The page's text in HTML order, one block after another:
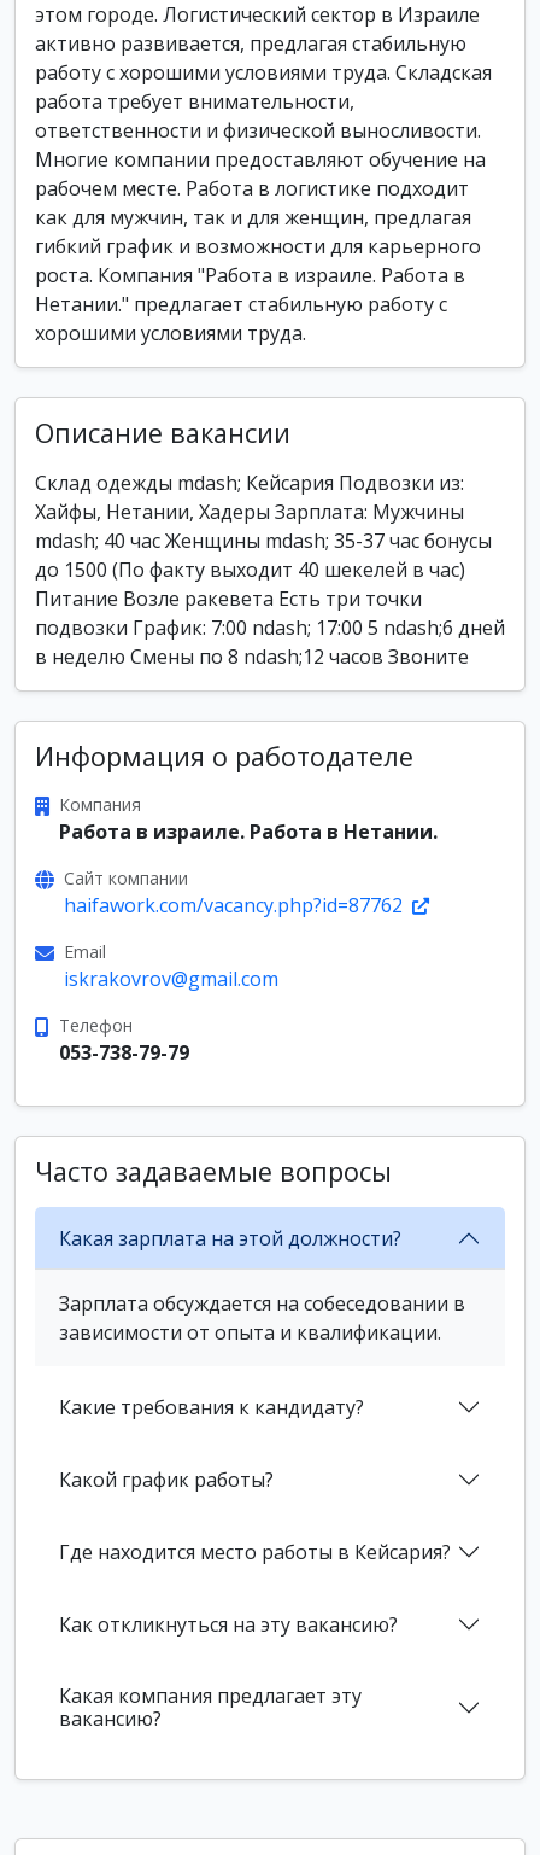
этом городе. Логистический сектор в Израиле
активно развивается, предлагая стабильную
работу с хорошими условиями труда. Складская
работа требует внимательности,
ответственности и физической выносливости.
Многие компании предоставляют обучение на
рабочем месте. Работа в логистике подходит
как для мужчин, так и для женщин, предлагая
гибкий график и возможности для карьерного
роста. Компания "Работа в израиле. Работа в
Нетании." предлагает стабильную работу с
хорошими условиями труда.
Описание вакансии
Склад одежды mdash; Кейсария Подвозки из:
Хайфы, Нетании, Хадеры Зарплата: Мужчины
mdash; 40 час Женщины mdash; 35-37 час бонусы
до 1500 (По факту выходит 40 шекелей в час)
Питание Возле ракевета Есть три точки
подвозки График: 7:00 ndash; 17:00 5 ndash;6 дней
в неделю Смены по 8 ndash;12 часов Звоните
Информация о работодателе
Компания
Работа в израиле. Работа в Нетании.
Сайт компании
haifawork.com/vacancy.php?id=87762
Email
iskrakovrov@gmail.com
Телефон
053-738-79-79
Часто задаваемые вопросы
Какая зарплата на этой должности?
Зарплата обсуждается на собеседовании в
зависимости от опыта и квалификации.
Какие требования к кандидату?
Какой график работы?
Где находится место работы в Кейсария?
Как откликнуться на эту вакансию?
Какая компания предлагает эту
вакансию?